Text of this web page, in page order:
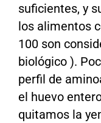
suficientes, y
los alimentos
100 son
biológico ).
perfil de
el huevo
quitamos la